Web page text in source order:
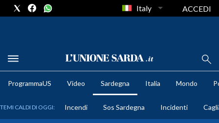
METEO
Italy ACCEDI
ProgrammaUS Video Sardegna Italia Mondo
TEMI CALDI DI OGGI: Incendi Sos Sardegna Incidenti